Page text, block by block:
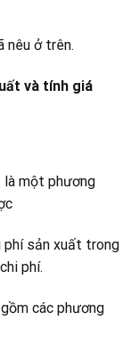
nêu ở trên.
và tính giá
là một phương
phí sản xuất trong
phí.
các phương